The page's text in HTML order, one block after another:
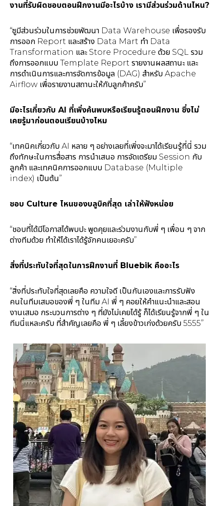
งานที่รับผิดชอบตอนฝึกงานมีอะไรบ้าง เรามีส่วนร่วมด้านไหน?
“ซูมีส่วนร่วมในการช่วยพัฒนา Data Warehouse เพื่อรองรับ
การออก Report และสร้าง Data Mart ทำ Data
Transformation และ Store Procedure ด้วย SQL รวม
ถึงการออกแบบ Template Report รายงานผลสถานะ และ
การดำเนินการและการจัดการข้อมูล (DAG) สำหรับ Apache
Airflow เพื่อรายงานสถานะให้กับลูกค้าครับ”
มีอะไรเกี่ยวกับ AI ที่เพิ่งค้นพบหรือเรียนรู้ตอนฝึกงาน ซึ่งไม่
เคยรู้มาก่อนตอนเรียนบ้างไหม
“เทคนิคเกี่ยวกับ AI หลาย ๆ อย่างเลยที่เพิ่งจะมาได้เรียนรู้ที่นี่ รวม
ถึงทักษะในการสื่อสาร การนำเสนอ การจัดเตรียม Session กับ
ลูกค้า และเทคนิคการออกแบบ Database (Multiple
index) เป็นต้น”
ชอบ Culture ไหนของบลูบิคที่สุด เล่าให้ฟังหน่อย
“ชอบที่ได้มีโอกาสได้พบปะ พูดคุยและร่วมงานกับพี่ ๆ เพื่อน ๆ จาก
ต่างทีมด้วย ทำให้ได้เราได้รู้จักคนเยอะครับ”
สิ่งที่ประทับใจที่สุดในการฝึกงานที่ Bluebik คืออะไร
“สิ่งที่ประทับใจที่สุดเลยคือ ความใจดี เป็นกันเองและการรับฟัง
คนในทีมเสมอของพี่ ๆ ในทีม AI พี่ ๆ คอยให้คำแนะนำและสอน
งานเสมอ กระบวนการต่าง ๆ ที่ยังไม่เคยได้รู้ ก็ได้เรียนรู้จากพี่ ๆ ใน
ทีมนี่แหละครับ ที่สำคัญเลยคือ พี่ ๆ เลี้ยงข้าวเก่งด้วยครับ 5555”